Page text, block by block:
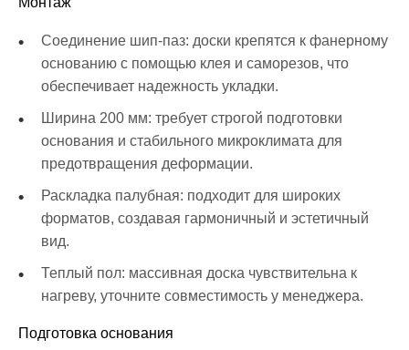
Соединение шип-паз: доски крепятся к фанерному
основанию с помощью клея и саморезов, что
обеспечивает надежность укладки.
Ширина 200 мм: требует строгой подготовки
основания и стабильного микроклимата для
предотвращения деформации.
Раскладка палубная: подходит для широких
форматов, создавая гармоничный и эстетичный
вид.
Теплый пол: массивная доска чувствительна к
нагреву, уточните совместимость у менеджера.
Подготовка основания